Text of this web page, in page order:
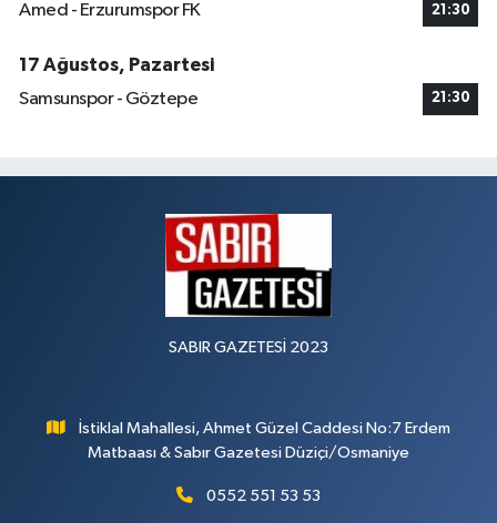
Amed - Erzurumspor FK 21:30
17 Ağustos, Pazartesi
Samsunspor - Göztepe
21:30
SABIR GAZETESİ 2023
İstiklal Mahallesi, Ahmet Güzel Caddesi No:7 Erdem
Matbaası & Sabır Gazetesi Düziçi/Osmaniye
0552 551 53 53